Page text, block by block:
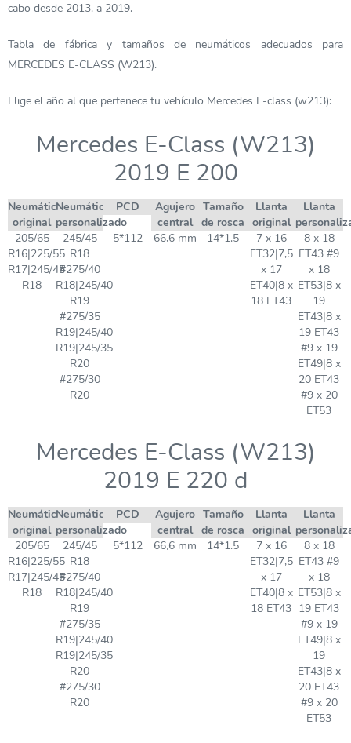
cabo desde 2013. a 2019.
Tabla de fábrica y tamaños de neumáticos adecuados para
MERCEDES E-CLASS (W213).
Elige el año al que pertenece tu vehículo Mercedes E-class (w213):
Mercedes E-Class (W213)
2019 E 200
Neumático
original
Neumático
personalizado
PCD
Agujero
central
Tamaño
de rosca
Llanta
original
Llanta
205/65
R16|225/55
R17|245/45
R18
245/45
R18
#275/40
R18|245/40
R19
#275/35
R19|245/40
R19|245/35
R20
#275/30
R20
5*112 66,6 mm 14*1.5
7 x 16
ET32|7,5
x 17
ET40|8 x
18 ET43
8 x 18
ET43 #9
x 18
ET53|8 x
19
ET43|8 x
19 ET43
#9 x 19
ET49|8 x
20 ET43
#9 x 20
ET53
Mercedes E-Class (W213)
2019 E 220 d
Neumático
original
Neumático
personalizado
PCD
Agujero
central
Tamaño
de rosca
Llanta
original
Llanta
205/65
R16|225/55
R17|245/45
R18
245/45
R18
#275/40
R18|245/40
R19
#275/35
R19|245/40
R19|245/35
R20
#275/30
R20
5*112 66,6 mm 14*1.5
7 x 16
ET32|7,5
x 17
ET40|8 x
18 ET43
8 x 18
ET43 #9
x 18
ET53|8 x
19 ET43
#9 x 19
ET49|8 x
19
ET43|8 x
20 ET43
#9 x 20
ET53